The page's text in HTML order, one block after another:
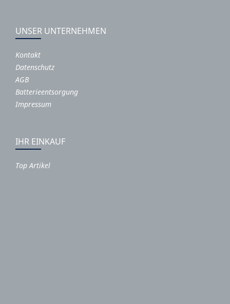
UNSER UNTERNEHMEN
Kontakt
Datenschutz
AGB
Batterieentsorgung
Impressum
IHR EINKAUF
Top Artikel